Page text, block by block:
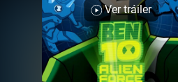
Ver tráiler